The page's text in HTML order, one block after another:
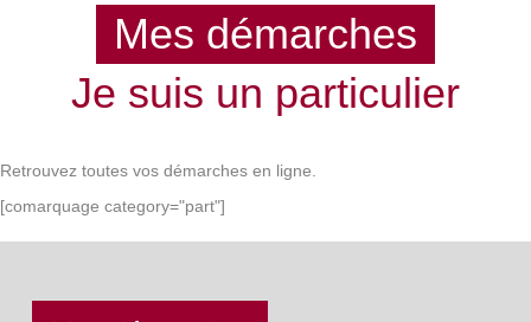
Mes démarches
Je suis un particulier
Retrouvez toutes vos démarches en ligne.
[comarquage category="part"]